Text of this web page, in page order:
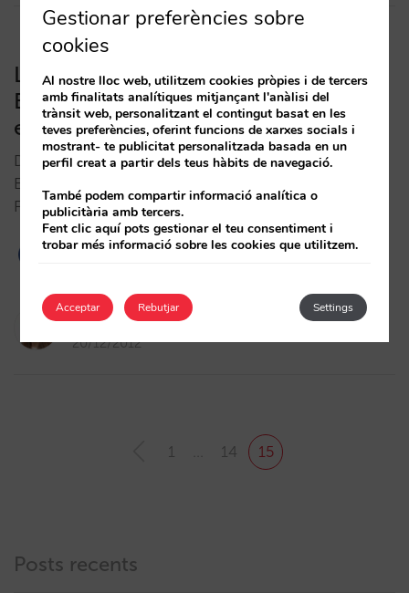
La orientación al cliente de
Booking.com (a costa del hotel): 7
ejemplos
Disculpa, però aquesta entrada està disponible a
Espanyol Europeu.
FacebookTwitterLinkedinWhatsapp…
Isabel Rey
20/12/2012
1 14 15
Posts recents
Gestionar preferències sobre
cookies
Al nostre lloc web, utilitzem cookies pròpies i de tercers
amb finalitats analítiques mitjançant l'anàlisi del
trànsit web, personalitzant el contingut basat en les
teves preferències, oferint funcions de xarxes socials i
mostrant- te publicitat personalitzada basada en un
perfil creat a partir dels teus hàbits de navegació.
També podem compartir informació analítica o
publicitària amb tercers.
Fent clic aquí pots gestionar el teu consentiment i
trobar més informació sobre les cookies que utilitzem.
Acceptar Settings
Rebutjar